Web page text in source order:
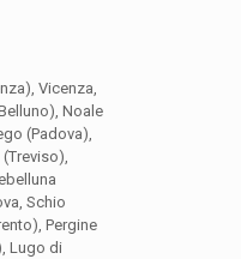
Vicenza,
Noale
(Padova),
Schio
Pergine
Lugo di